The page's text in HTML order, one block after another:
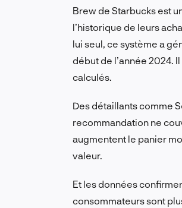
Brew de Starbucks est
l’historique de leurs
lui seul, ce système a
début de l’année 2024.
calculés.
Des détaillants comme
recommandation ne
augmentent le panier
valeur.
Et les données
consommateurs sont